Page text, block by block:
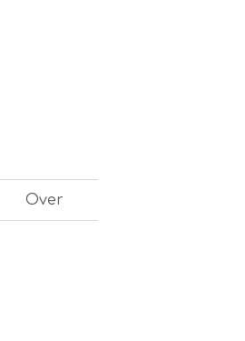
Over